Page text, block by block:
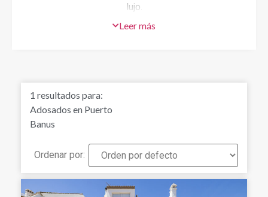
lujo.
Esta zona es cada vez más
gastronómica. Todo a pocos minutos.
Además, podrás disfrutar de la amplia
oferta de ocio, las playas de Marbella
tiendas de Puerto Banús a corta
distancia.
Si quieres asegurarte de realizar una
buena inversión, los adosados en
Leer más
1 resultados para:
Adosados en Puerto
Banus
Ordenar por: